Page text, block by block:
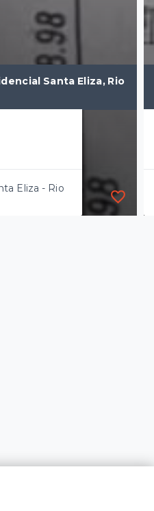
Santa Eliza, Rio
Eliza - Rio